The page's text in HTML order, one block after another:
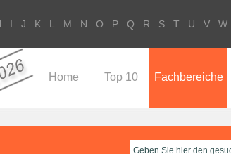
I J K L M N O P Q R S T U V W
Home Top 10 Fachbereiche